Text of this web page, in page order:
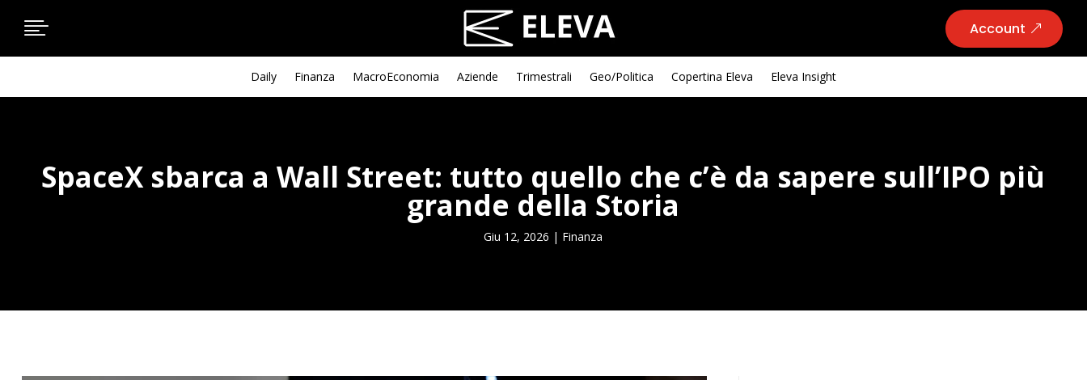
 Account
Daily Finanza MacroEconomia Aziende Trimestrali Geo/Politica Copertina Eleva Eleva Insight
SpaceX sbarca a Wall Street: tutto quello che c’è da sapere sull’IPO più
grande della Storia
Giu 12, 2026 | Finanza